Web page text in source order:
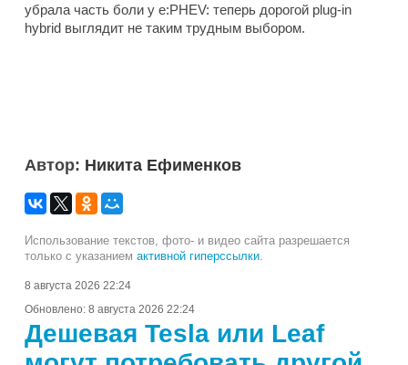
убрала часть боли у e:PHEV: теперь дорогой plug-in
hybrid выглядит не таким трудным выбором.
Автор: Никита Ефименков
Использование текстов, фото- и видео сайта разрешается
только с указанием активной гиперссылки
8 августа 2026 22:24
Обновлено: 8 августа 2026 22:24
Дешевая Tesla или Leaf